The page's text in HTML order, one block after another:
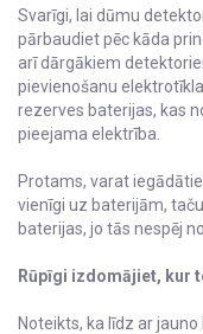
Svarīgi, lai dūmu
pārbaudiet pēc kāda
arī dārgākiem
pievienošanu
rezerves baterijas, kas
pieejama elektrība.
Protams, varat
vienīgi uz baterijām,
baterijas, jo tās nespēj
Rūpīgi izdomājiet, kur
Noteikts, ka līdz ar